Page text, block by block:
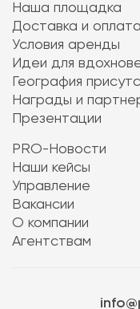
Наша площадка
Доставка и оплата
Условия аренды
Идеи для
География
Награды и
Презентации
PRO-Новости
Наши кейсы
Управление
Вакансии
О компании
Агентствам